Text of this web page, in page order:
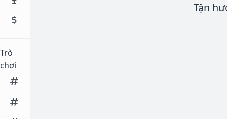
Trò
chơi
Tận